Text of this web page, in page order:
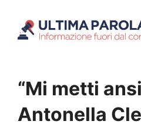
“Mi metti
Antonella